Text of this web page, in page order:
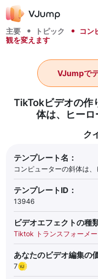
主要 トピック
コン
観を変えます
TikTokビデオの作
体は、ヒー
VJumpで
ク
テンプレート名：
コンピューターの斜体は
テンプレートID：
13946
ビデオエフェクトの種
Tiktok トランスフォーメ
あなたのビデオ編集の
7